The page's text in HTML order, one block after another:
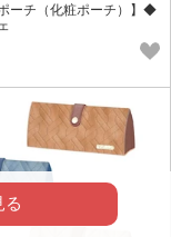
ポーチ（化粧ポーチ）】◆
る